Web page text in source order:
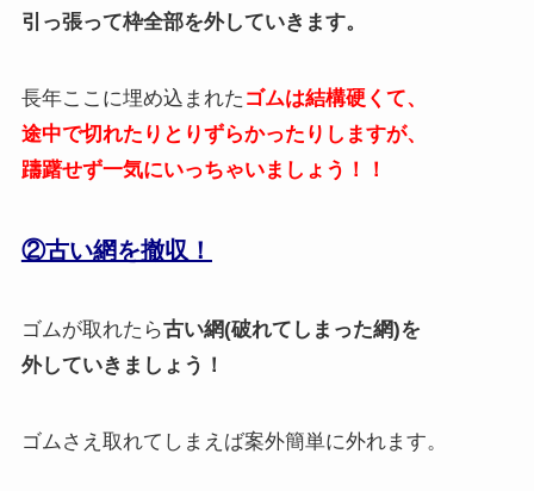
引っ張って枠全部を外していきます。
長年ここに埋め込まれた ゴムは結構硬くて、
途中で切れたりとりずらかったりしますが、
躊躇せず一気にいっちゃいましょう！！
②古い網を撤収！
ゴムが取れたら古い網(破れてしまった網)を
外していきましょう！
ゴムさえ取れてしまえば案外簡単に外れます。